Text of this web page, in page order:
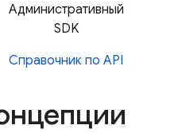
Административный
SDK
Справочник по API